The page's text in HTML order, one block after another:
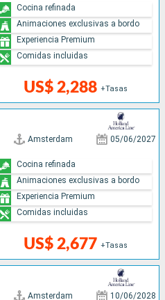
US$ 2,288 +Tasas
Cocina refinada
Animaciones exclusivas a bordo
Experiencia Premium
Comidas incluidas
Amsterdam 05/06/2027
US$ 2,677 +Tasas
Cocina refinada
Animaciones exclusivas a bordo
Experiencia Premium
Comidas incluidas
Amsterdam 10/06/2028